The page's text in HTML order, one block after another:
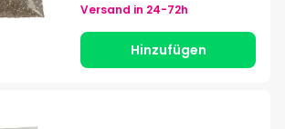
Versand in 24-72h
Hinzufügen